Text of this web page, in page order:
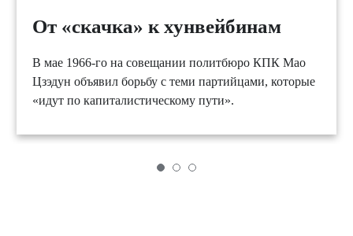
От «скачка» к хунвейбинам
В мае 1966-го на совещании политбюро КПК Мао
Цзэдун объявил борьбу с теми партийцами, которые
«идут по капиталистическому пути».